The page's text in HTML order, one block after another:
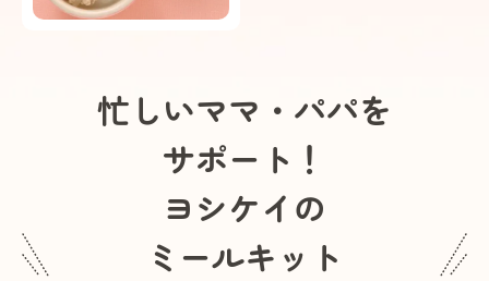
忙しいママ・パパを
サポート！
ヨシケイの
ミールキット